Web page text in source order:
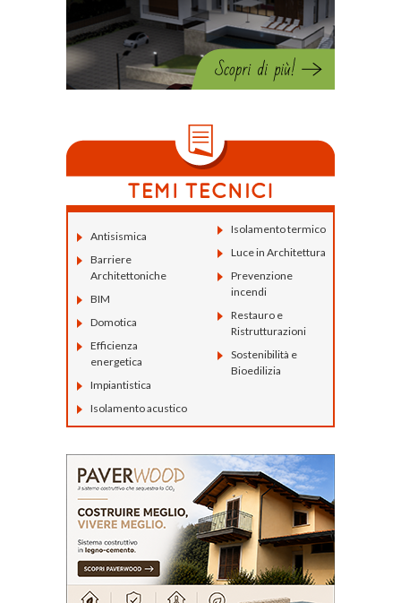
Antisismica
Barriere
Architettoniche
BIM
Domotica
Efficienza
energetica
Impiantistica
Isolamento acustico
Isolamento termico
Luce in Architettura
Prevenzione
incendi
Restauro e
Ristrutturazioni
Sostenibilità e
Bioedilizia